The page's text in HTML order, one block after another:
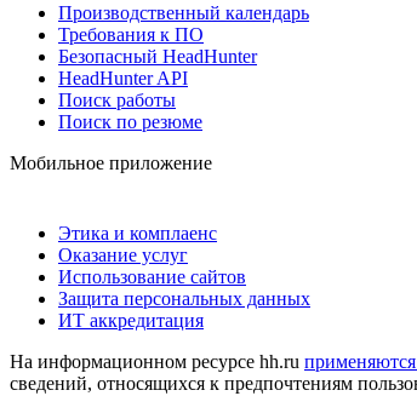
Производственный календарь
Требования к ПО
Безопасный HeadHunter
HeadHunter API
Поиск работы
Поиск по резюме
Мобильное приложение
Этика и комплаенс
Оказание услуг
Использование сайтов
Защита персональных данных
ИТ аккредитация
На информационном ресурсе hh.ru
сведений, относящихся к предпочтениям